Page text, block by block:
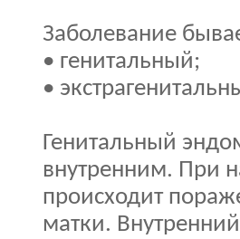
Заболевание
• генитальный;
•
Генитальный
внутренним. При
происходит
матки.